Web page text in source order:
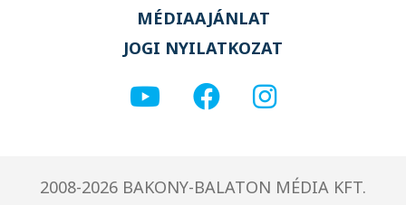
MÉDIAAJÁNLAT
JOGI NYILATKOZAT
2008-2026 BAKONY-BALATON MÉDIA KFT.